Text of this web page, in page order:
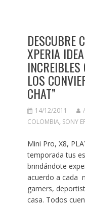
DESCUBRE
XPERIA
LOS
CHAT”
14/12/2011
COLOMBIA, SONY
Mini Pro, X8,
temporada tus
brindándote
acuerdo a cada
gamers,
casa. Todos